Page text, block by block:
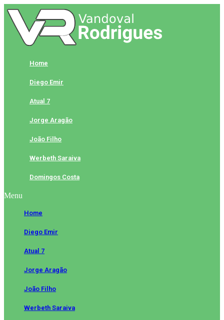
Skip
to
content
Home
Diego Emir
Atual 7
Jorge Aragão
João Filho
Werbeth Saraiva
Domingos Costa
Menu
Home
Diego Emir
Atual 7
Jorge Aragão
João Filho
Werbeth Saraiva